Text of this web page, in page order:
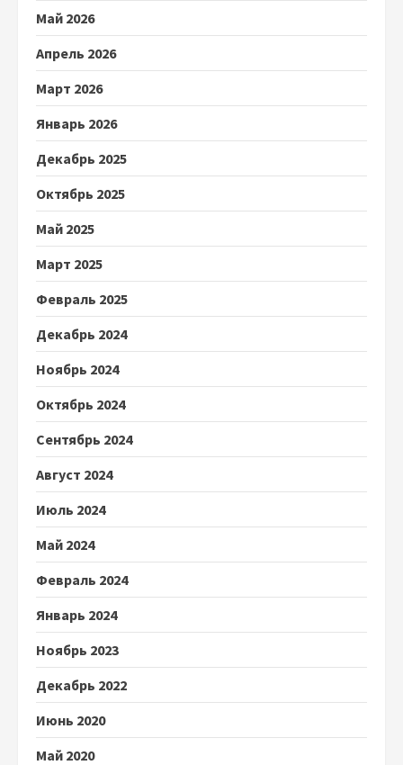
Май 2026
Апрель 2026
Март 2026
Январь 2026
Декабрь 2025
Октябрь 2025
Май 2025
Март 2025
Февраль 2025
Декабрь 2024
Ноябрь 2024
Октябрь 2024
Сентябрь 2024
Август 2024
Июль 2024
Май 2024
Февраль 2024
Январь 2024
Ноябрь 2023
Декабрь 2022
Июнь 2020
Май 2020